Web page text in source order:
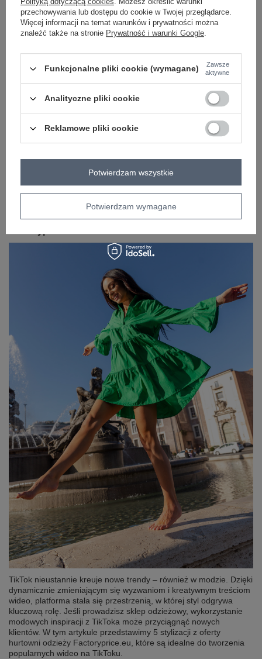
długość
standardowa
rękaw
krótki rękaw
skład materiału
90% bawełna 10% elastan
OPIS PRODUKTU
OPINIE
ZWROTY I WYMIANA
ZAKŁADKA KOSZTY WYSYŁKI
Z naszego bloga
TikTok Challenge i 5 Stylizacji z Hurtowni Odzieży
TikTok nieustannie kreuje nowe trendy – również w modzie. Dzięki
dynamicznie zmieniającym się wyzwaniom i kreatywnym treściom
wideo, platforma stała się przestrzenią, w której styl odgrywa
kluczową rolę. Jeśli prowadzisz sklep odzieżowy, wykorzystanie
modowych inspiracji z TikToka może przyciągnąć nowych
klientów. W tym artykule przedstawimy 5 stylizacji z oferty
hurtowni odzieży Factoryprice.eu, które są idealne do tworzenia
popularnych wideo na TikToku.
przechowywania lub dostępu do cookie w Twojej przeglądarce.
Więcej informacji na temat warunków i prywatności można
znaleźć także na stronie Prywatność i warunki Google.
Funkcjonalne pliki cookie (wymagane)
Zawsze
aktywne
Analityczne pliki cookie
Reklamowe pliki cookie
Potwierdzam wymagane
Potwierdzam wszystkie